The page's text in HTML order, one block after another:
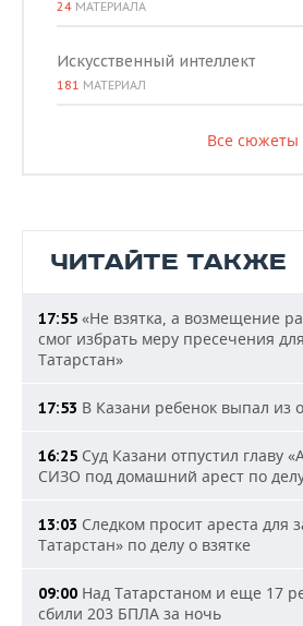
24 МАТЕРИАЛА
Искусственный интеллект
181 МАТЕРИАЛ
Все сюжеты
ЧИТАЙТЕ ТАКЖЕ
17:55 «Не взятка, а возмещение
смог избрать меру пресечения
Татарстан»
17:53 В Казани ребенок выпал из
16:25 Суд Казани отпустил главу
СИЗО под домашний арест по
13:03 Следком просит ареста для
Татарстан» по делу о взятке
09:00 Над Татарстаном и еще 17
сбили 203 БПЛА за ночь